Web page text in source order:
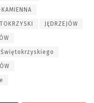
JĘDRZEJÓW